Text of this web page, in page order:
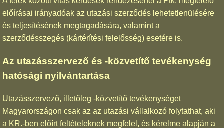
előírásai irányadóak az utazási szerződés lehetetlenülésére
és teljesítésének megtagadására, valamint a
szerződésszegés (kártérítési felelősség) esetére is.
Az utazásszervező és -közvetítő tevékenység
hatósági nyilvántartása
Utazásszervező, illetőleg -közvetítő tevékenységet
Magyarországon csak az az utazási vállalkozó folytathat, aki
a KR.-ben előírt feltételeknek megfelel, és kérelme alapján a